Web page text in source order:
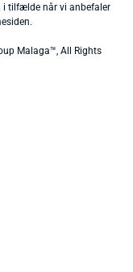
i tilfælde når vi anbefaler
Malaga™, All Rights